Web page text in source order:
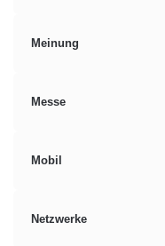
Meinung
Messe
Mobil
Netzwerke